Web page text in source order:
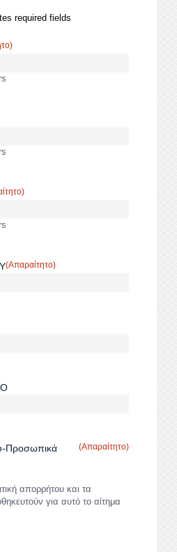
required fields
(Απαραίτητο)
Προσωπικά
(Απαραίτητο)
απορρήτου και τα
για αυτό το αίτημα